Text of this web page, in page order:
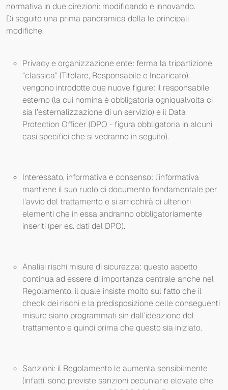
normativa in due direzioni: modificando e innovando.
Di seguito una prima panoramica della le principali
modifiche.
Privacy e organizzazione ente: ferma la tripartizione
“classica” (Titolare, Responsabile e Incaricato),
vengono introdotte due nuove figure: il responsabile
esterno (la cui nomina è obbligatoria ogniqualvolta ci
sia l’esternalizzazione di un servizio) e il Data
Protection Officer (DPO - figura obbligatoria in alcuni
casi specifici che si vedranno in seguito).
Interessato, informativa e consenso: l’informativa
mantiene il suo ruolo di documento fondamentale per
l’avvio del trattamento e si arricchirà di ulteriori
elementi che in essa andranno obbligatoriamente
inseriti (per es. dati del DPO).
Analisi rischi misure di sicurezza: questo aspetto
continua ad essere di importanza centrale anche nel
Regolamento, il quale insiste molto sul fatto che il
check dei rischi e la predisposizione delle conseguenti
misure siano programmati sin dall’ideazione del
trattamento e quindi prima che questo sia iniziato.
Sanzioni: il Regolamento le aumenta sensibilmente
(infatti, sono previste sanzioni pecuniarie elevate che